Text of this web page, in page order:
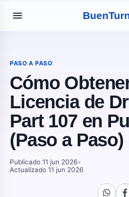
menu Buen
PASO A PASO
Cómo
Licencia de
Part 107 en
(Paso a Paso)
Publicado 11 jun 2026•
Actualizado 11 jun 2026